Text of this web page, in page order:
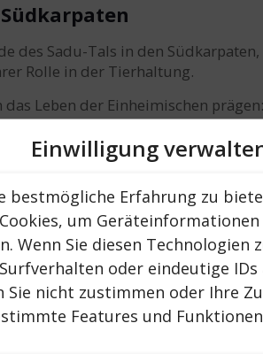
Einwilligung
bestmögliche Erfahrung zu
um
Wenn Sie diesen Technologien
oder eindeutige
Sie nicht zustimmen oder Ihre
Features und
des Sadu-Tals in den
Rolle in der Tierhaltung.
Leben der Einheimischen
Schafzucht und der